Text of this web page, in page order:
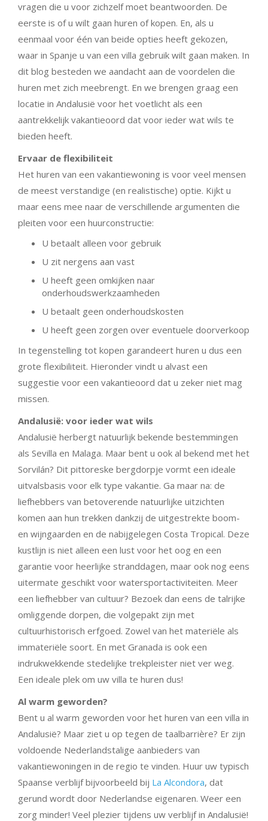
vragen die u voor zichzelf moet beantwoorden. De
eerste is of u wilt gaan huren of kopen. En, als u
eenmaal voor één van beide opties heeft gekozen,
waar in Spanje u van een villa gebruik wilt gaan maken. In
dit blog besteden we aandacht aan de voordelen die
huren met zich meebrengt. En we brengen graag een
locatie in Andalusië voor het voetlicht als een
aantrekkelijk vakantieoord dat voor ieder wat wils te
bieden heeft.
Ervaar de flexibiliteit
Het huren van een vakantiewoning is voor veel mensen
de meest verstandige (en realistische) optie. Kijkt u
maar eens mee naar de verschillende argumenten die
pleiten voor een huurconstructie:
U betaalt alleen voor gebruik
U zit nergens aan vast
U heeft geen omkijken naar
onderhoudswerkzaamheden
U betaalt geen onderhoudskosten
U heeft geen zorgen over eventuele doorverkoop
In tegenstelling tot kopen garandeert huren u dus een
grote flexibiliteit. Hieronder vindt u alvast een
suggestie voor een vakantieoord dat u zeker niet mag
missen.
Andalusië: voor ieder wat wils
Andalusië herbergt natuurlijk bekende bestemmingen
als Sevilla en Malaga. Maar bent u ook al bekend met het
Sorvilán? Dit pittoreske bergdorpje vormt een ideale
uitvalsbasis voor elk type vakantie. Ga maar na: de
liefhebbers van betoverende natuurlijke uitzichten
komen aan hun trekken dankzij de uitgestrekte boom-
en wijngaarden en de nabijgelegen Costa Tropical. Deze
kustlijn is niet alleen een lust voor het oog en een
garantie voor heerlijke stranddagen, maar ook nog eens
uitermate geschikt voor watersportactiviteiten. Meer
een liefhebber van cultuur? Bezoek dan eens de talrijke
omliggende dorpen, die volgepakt zijn met
cultuurhistorisch erfgoed. Zowel van het materiële als
immateriële soort. En met Granada is ook een
indrukwekkende stedelijke trekpleister niet ver weg.
Een ideale plek om uw villa te huren dus!
Al warm geworden?
Bent u al warm geworden voor het huren van een villa in
Andalusië? Maar ziet u op tegen de taalbarrière? Er zijn
voldoende Nederlandstalige aanbieders van
vakantiewoningen in de regio te vinden. Huur uw typisch
Spaanse verblijf bijvoorbeeld bij La Alcondora, dat
gerund wordt door Nederlandse eigenaren. Weer een
zorg minder! Veel plezier tijdens uw verblijf in Andalusië!